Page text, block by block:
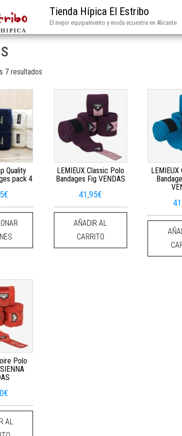
Tienda Hípica El Estribo
El mejor equipamiento y moda ecuestre en Alicante
7 resultados
Quality
pack 4
€
Este producto tiene múltiples variantes. Las
LEMIEUX Classic Polo
Bandages Fig VENDAS
41,95€
AÑADIR AL
CARRITO
Polo
€
AL